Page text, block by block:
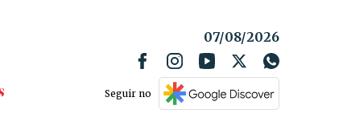
07/08/2026
Seguir no